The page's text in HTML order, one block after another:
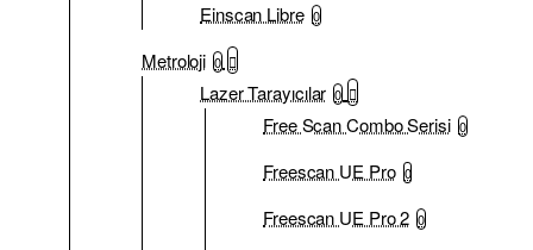
Einscan Libre 0
Metroloji 0
Lazer Tarayıcılar 0
Free Scan Combo Serisi 0
Freescan UE Pro 0
Freescan UE Pro 2 0